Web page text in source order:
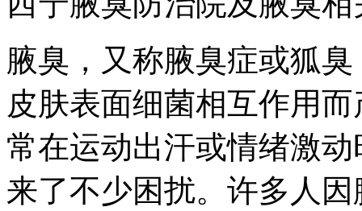
腋臭，又称腋臭症或狐
皮肤表面细菌相互作用
常在运动出汗或情绪激
来了不少困扰。许多人